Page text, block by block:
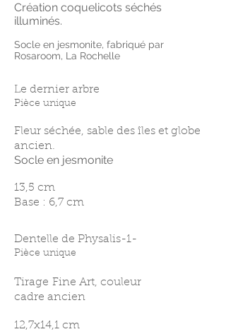
Création coquelicots séchés
illuminés.
Socle en jesmonite, fabriqué par
Rosaroom, La Rochelle
Le dernier arbre
Pièce unique
Fleur séchée, sable des îles et globe
ancien.
Socle en jesmonite
13,5 cm
Base : 6,7 cm
Dentelle de Physalis-1-
Pièce unique
Tirage Fine Art, couleur
cadre ancien
12,7x14,1 cm